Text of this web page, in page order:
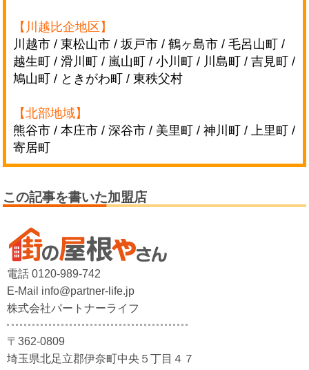
【川越比企地区】
川越市 / 東松山市 / 坂戸市 / 鶴ヶ島市 / 毛呂山町 /
越生町 / 滑川町 / 嵐山町 / 小川町 / 川島町 / 吉見町 /
鳩山町 / ときがわ町 / 東秩父村
【北部地域】
熊谷市 / 本庄市 / 深谷市 / 美里町 / 神川町 / 上里町 /
寄居町
この記事を書いた加盟店
電話 0120-989-742
E-Mail info@partner-life.jp
株式会社パートナーライフ
〒362-0809
埼玉県北足立郡伊奈町中央５丁目４７